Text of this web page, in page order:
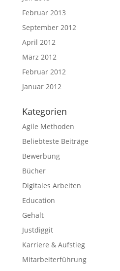
Februar 2013
September 2012
April 2012
März 2012
Februar 2012
Januar 2012
Kategorien
Agile Methoden
Beliebteste Beiträge
Bewerbung
Bücher
Digitales Arbeiten
Education
Gehalt
Justdiggit
Karriere & Aufstieg
Mitarbeiterführung